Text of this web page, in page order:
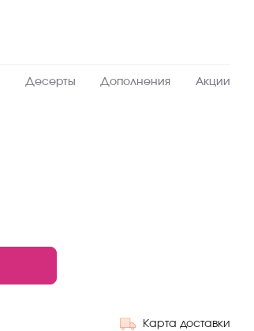
Десерты Дополнения Акции
Карта доставки